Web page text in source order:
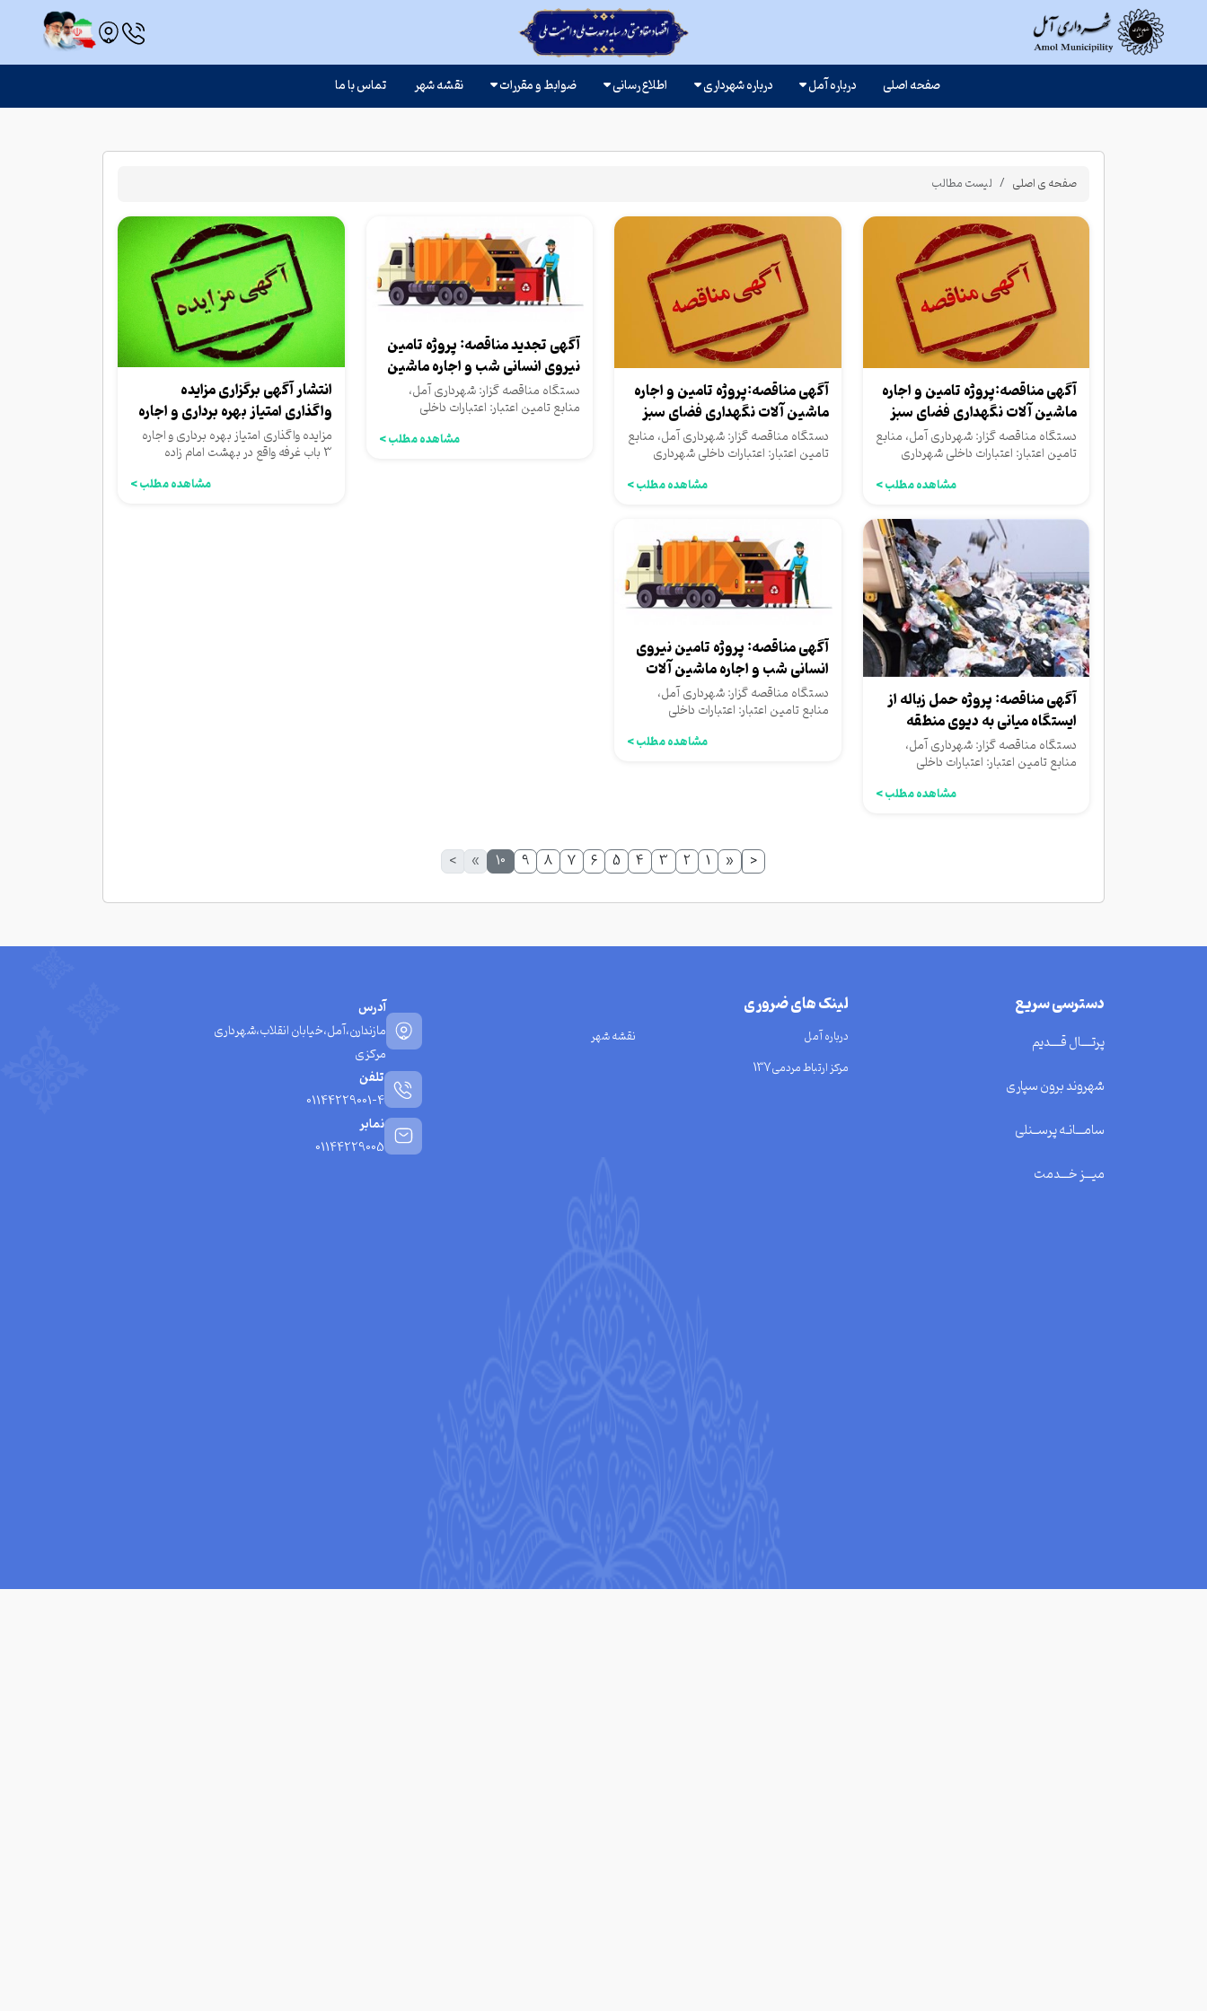
صفحه اصلی درباره آمل درباره شهرداری اطلاع رسانی ضوابط و مقررات نقشه شهر تماس با ما
صفحه ی اصلی لیست مطالب
آگهی مناقصه:پروژه تامین و اجاره
ماشین آلات نگهداری فضای سبز
منطقه...
دستگاه مناقصه گزار: شهرداری آمل، منابع
تامین اعتبار: اعتبارات داخلی شهرداری
مشاهده مطلب >
آگهی مناقصه:پروژه تامین و اجاره
ماشین آلات نگهداری فضای سبز
منطقه...
دستگاه مناقصه گزار: شهرداری آمل، منابع
تامین اعتبار: اعتبارات داخلی شهرداری
مشاهده مطلب >
آگهی تجدید مناقصه: پروژه تامین
نیروی انسانی شب و اجاره ماشین
آلات...
دستگاه مناقصه گزار: شهرداری آمل،
منابع تامین اعتبار: اعتبارات داخلی
مشاهده مطلب >
انتشار آگهی برگزاری مزایده
واگذاری امتیاز بهره برداری و اجاره
3 باب...
مزایده واگذاری امتیاز بهره برداری و اجاره
3 باب غرفه واقع در بهشت امام زاده
عبدالله سازمان آرامستان...
مشاهده مطلب >
آگهی مناقصه: پروژه حمل زباله از
ایستگاه میانی به دپوی منطقه
عمارت
دستگاه مناقصه گزار: شهرداری آمل،
منابع تامین اعتبار: اعتبارات داخلی
شهرداری
مشاهده مطلب >
آگهی مناقصه: پروژه تامین نیروی
انسانی شب و اجاره ماشین آلات
جمع آوری...
دستگاه مناقصه گزار: شهرداری آمل،
منابع تامین اعتبار: اعتبارات داخلی
شهرداری
مشاهده مطلب >
<
«
1
2
3
4
5
6
7
8
9
10
»
>
دسترسی سریع
پرتــــال قــــدیم
شهروند برون سپاری
سامـــانـه پرســنلی
میـــز خـــدمت
لینک های ضروری
درباره آمل
نقشه شهر
مرکز ارتباط مردمی137
آدرس
مازندارن،آمل،خیابان انقلاب،شهرداری
مرکزی
تلفن
01144229001-4
نمابر
01144229005